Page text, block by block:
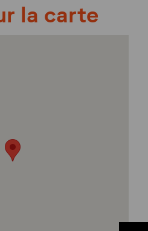
la carte